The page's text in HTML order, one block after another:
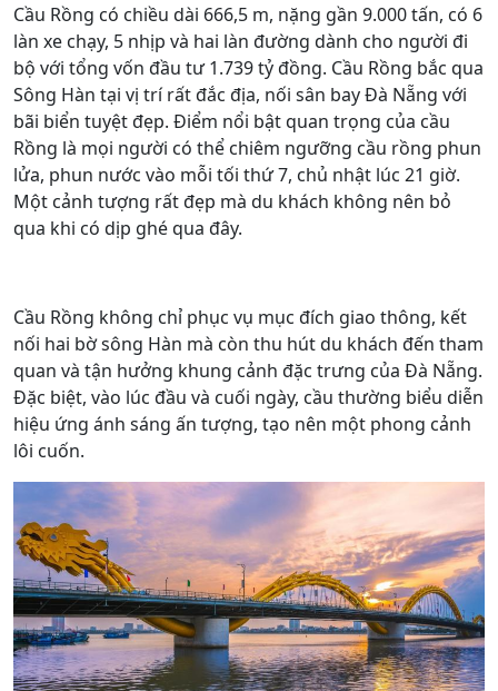
Cầu Rồng có chiều dài 666,5 m, nặng gần 9.000 tấn, có 6
làn xe chạy, 5 nhịp và hai làn đường dành cho người đi
bộ với tổng vốn đầu tư 1.739 tỷ đồng. Cầu Rồng bắc qua
Sông Hàn tại vị trí rất đắc địa, nối sân bay Đà Nẵng với
bãi biển tuyệt đẹp. Điểm nổi bật quan trọng của cầu
Rồng là mọi người có thể chiêm ngưỡng cầu rồng phun
lửa, phun nước vào mỗi tối thứ 7, chủ nhật lúc 21 giờ.
Một cảnh tượng rất đẹp mà du khách không nên bỏ
qua khi có dịp ghé qua đây.
Cầu Rồng không chỉ phục vụ mục đích giao thông, kết
nối hai bờ sông Hàn mà còn thu hút du khách đến tham
quan và tận hưởng khung cảnh đặc trưng của Đà Nẵng.
Đặc biệt, vào lúc đầu và cuối ngày, cầu thường biểu diễn
hiệu ứng ánh sáng ấn tượng, tạo nên một phong cảnh
lôi cuốn.